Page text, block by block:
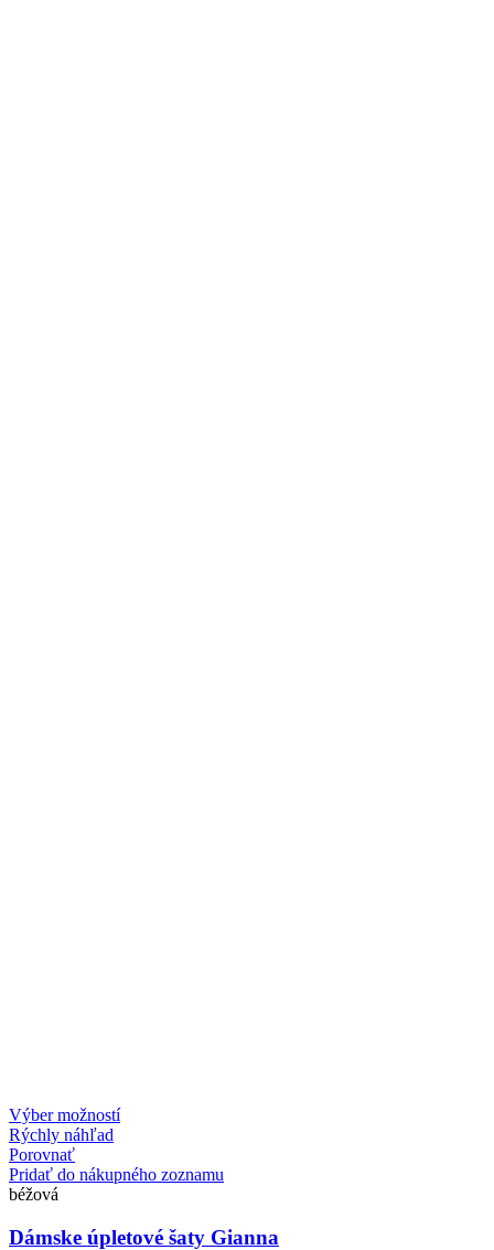
Výber možností
Rýchly náhľad
Porovnať
Pridať do nákupného zoznamu
béžová
Dámske úpletové šaty Gianna